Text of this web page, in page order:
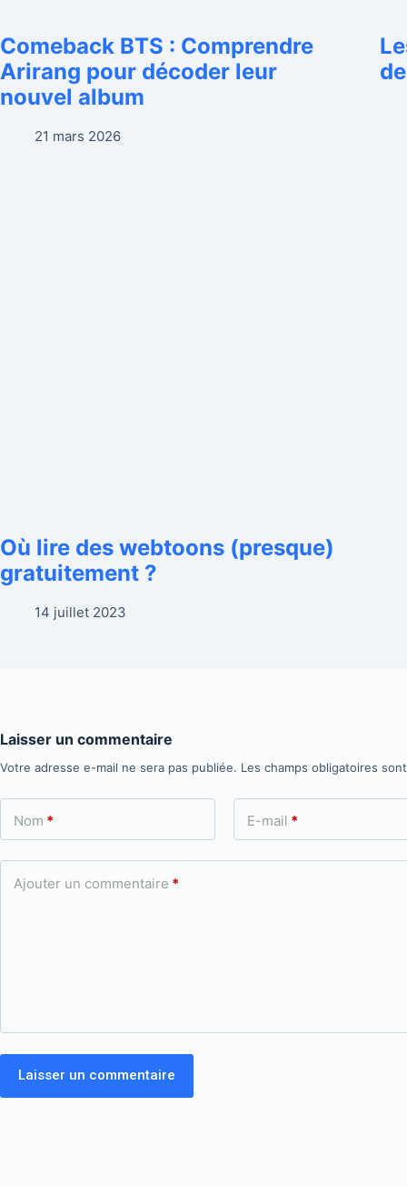
Comeback BTS : Comprendre
Arirang pour décoder leur
nouvel album
21 mars 2026
Où lire des webtoons (presque)
gratuitement ?
14 juillet 2023
Laisser un commentaire
Votre adresse e-mail ne sera pas publiée. Les champs obligatoires
Nom * E-mail *
Ajouter un commentaire *
Laisser un commentaire